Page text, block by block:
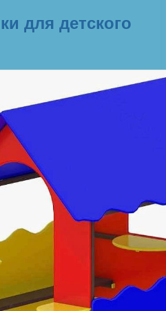
для детского